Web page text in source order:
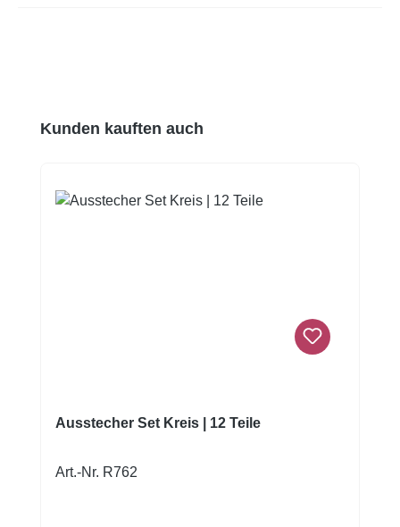
Produktgalerie überspringen
Kunden kauften auch
Ausstecher Set Kreis | 12 Teile
Art.-Nr. R762